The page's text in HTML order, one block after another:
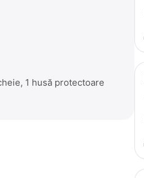
1 husă protectoare